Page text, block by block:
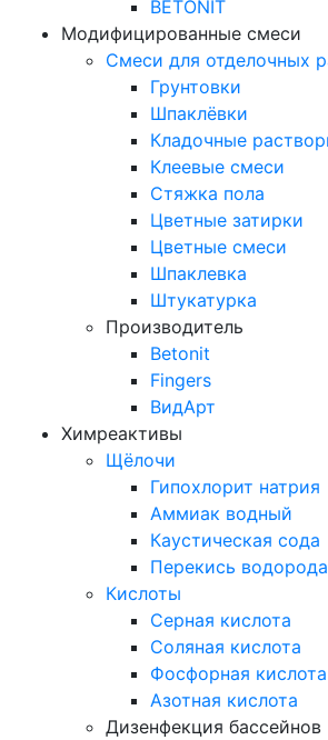
BETONIT
Модифицированные смеси
Смеси для отделочных
Грунтовки
Шпаклёвки
Кладочные
Клеевые смеси
Стяжка пола
Цветные затирки
Цветные смеси
Шпаклевка
Штукатурка
Производитель
Betonit
Fingers
ВидАрт
Химреактивы
Щёлочи
Гипохлорит натрия
Аммиак водный
Каустическая сода
Перекись водорода
Кислоты
Серная кислота
Соляная кислота
Фосфорная кислота
Азотная кислота
Дизенфекция бассейнов